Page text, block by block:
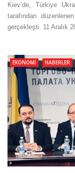
Kiev’de, Türkiye
tarafından
gerçekleşti. 11 Aralık
EKONOMI HABERLER